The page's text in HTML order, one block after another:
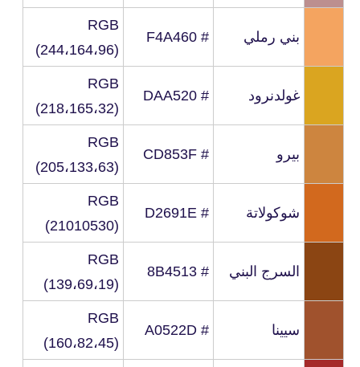
بني رملي # F4A460
RGB
(244،164،96)
غولدنرود # DAA520
RGB
(218،165،32)
بيرو # CD853F
RGB
(205،133،63)
شوكولاتة # D2691E
RGB
(21010530)
السرج البني # 8B4513
RGB
(139،69،19)
سيينا # A0522D
RGB
(160،82،45)